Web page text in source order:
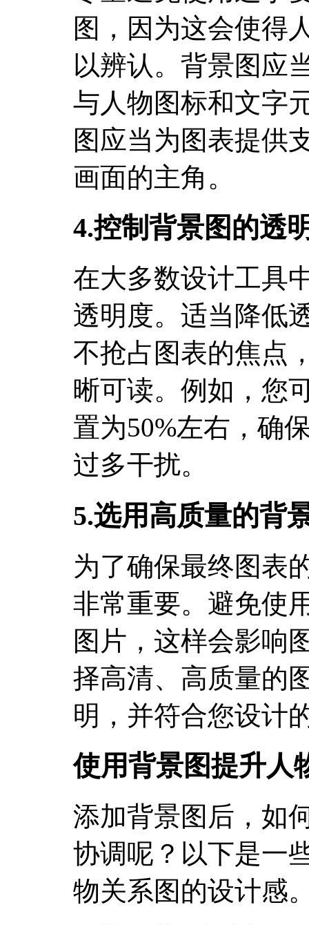
图，因为这会使得
以辨认。背景图应
与人物图标和文字
图应当为图表提供
画面的主角。
4.控制背景图的透
在大多数设计工具
透明度。适当降低
不抢占图表的焦点
晰可读。例如，您
置为50%左右，确
过多干扰。
5.选用高质量的背
为了确保最终图表
非常重要。避免使
图片，这样会影响
择高清、高质量的
明，并符合您设计
使用背景图提升人
添加背景图后，如
协调呢？以下是一
物关系图的设计感